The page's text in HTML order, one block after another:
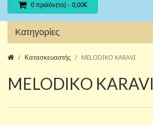
0 προϊόν(τα) - 0,00€
Κατηγορίες
Κατασκευαστής MELODIKO KARAVI
MELODIKO KARAVI